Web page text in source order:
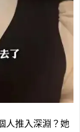
人推入深淵？她